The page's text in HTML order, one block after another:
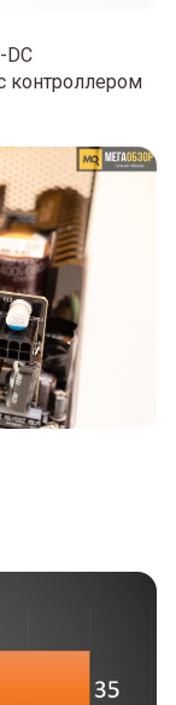
DC
контроллером